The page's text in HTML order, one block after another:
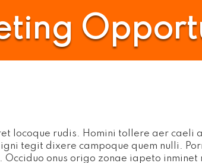
locoque rudis. Homini tollere aer caeli
tegit dixere campoque quem nulli.
onus origo zonae iapeto inminet